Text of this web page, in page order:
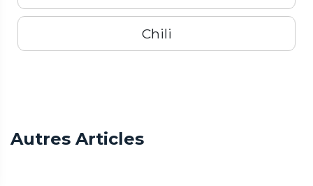
Chili
Précédent Terminé
Autres Articles